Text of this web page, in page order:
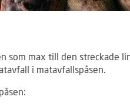
som max till den streckade
i matavfallspåsen.